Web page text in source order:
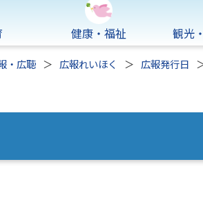
健康・福祉 観光
・広聴 広報れいほく 広報発行日